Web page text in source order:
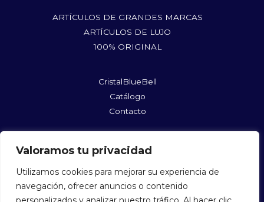
Valoramos tu privacidad
Utilizamos cookies para mejorar su experiencia de
navegación, ofrecer anuncios o contenido
ARTÍCULOS DE GRANDES MARCAS
ARTÍCULOS DE LUJO
100% ORIGINAL
CristalBlueBell
Catálogo
Contacto
@cristalbluebellshopmycloset